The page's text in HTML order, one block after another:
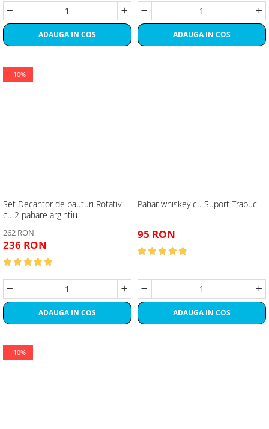
ADAUGA IN COS ADAUGA IN COS
-10%
Set Decantor de bauturi Rotativ
cu 2 pahare argintiu
262 RON
236 RON
ADAUGA IN COS
Pahar whiskey cu Suport Trabuc
95 RON
ADAUGA IN COS
-10%